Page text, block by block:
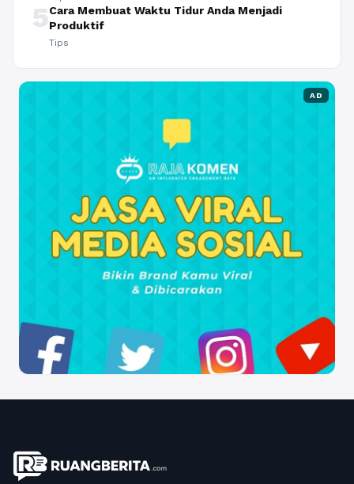
5Cara Membuat Waktu Tidur Anda Menjadi
Produktif
Tips
AD